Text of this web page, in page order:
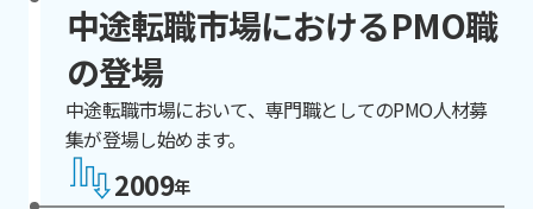
中途転職市場におけるPMO職
の登場
中途転職市場において、専門職としてのPMO人材募
集が登場し始めます。
2009年